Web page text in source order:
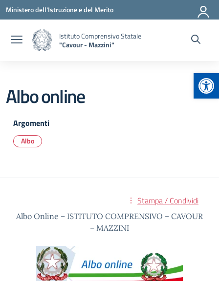
Vai ai contenuti
Vai al menu di navigazione
Vai al footer
Ministero dell'Istruzione e del Merito
Istituto Comprensivo Statale
"Cavour - Mazzini"
Albo online
Argomenti
Albo
Stampa / Condividi
Albo Online – ISTITUTO COMPRENSIVO – CAVOUR
– MAZZINI